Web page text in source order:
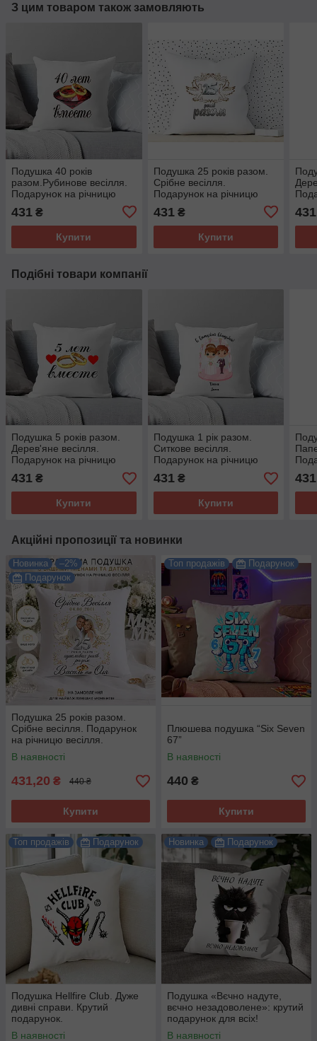
З цим товаром також замовляють
Подушка 40 років
разом.Рубинове весілля.
Подарунок на річницю
431 ₴
Купити
Подушка 25 років разом.
Срібне весілля.
Подарунок на річницю
431₴
Купити
431
Подібні товари компанії
Подушка 5 років разом.
Дерев'яне весілля.
Подарунок на річницю
весілля.
431 ₴
Купити
Подушка 1 рік разом.
Ситкове весілля.
Подарунок на річницю
весілля.
431₴
Купити
431
Акційні пропозиції та новинки
Новинка
–2%
Подарунок
Подушка 25 років разом.
Срібне весілля. Подарунок
на річницю весілля.
В наявності
431,20 ₴ 440 ₴
Купити
Топ продажів Подарунок
Плюшева подушка “Six Seven
67”
В наявності
440 ₴
Купити
Топ продажів Подарунок
Подушка Hellfire Club. Дуже
дивні справи. Крутий
подарунок.
В наявності
Новинка Подарунок
Подушка «Вєчно надуте,
вєчно незадоволене»: крутий
подарунок для всіх!
В наявності